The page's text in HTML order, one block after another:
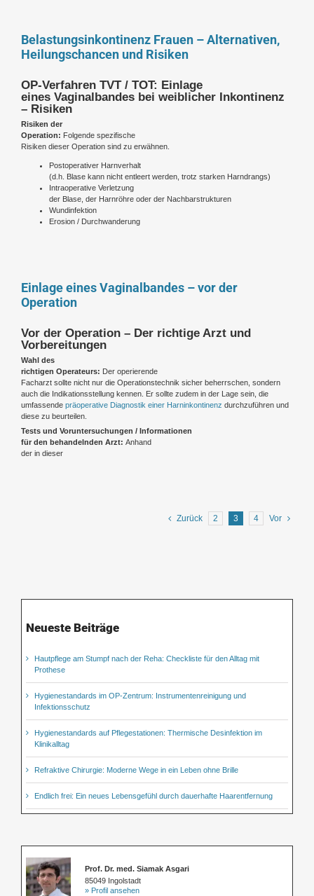
Belastungsinkontinenz Frauen – Alternativen,
Heilungschancen und Risiken
OP-Verfahren TVT / TOT: Einlage
eines Vaginalbandes bei weiblicher Inkontinenz
– Risiken
Risiken der
Operation: Folgende spezifische
Risiken dieser Operation sind zu erwähnen.
Postoperativer Harnverhalt
(d.h. Blase kann nicht entleert werden, trotz starken Harndrangs)
Intraoperative Verletzung
der Blase, der Harnröhre oder der Nachbarstrukturen
Wundinfektion
Erosion / Durchwanderung
Einlage eines Vaginalbandes – vor der
Operation
Vor der Operation – Der richtige Arzt und
Vorbereitungen
Wahl des
richtigen Operateurs: Der operierende
Facharzt sollte nicht nur die Operationstechnik sicher beherrschen, sondern
auch die Indikationsstellung kennen. Er sollte zudem in der Lage sein, die
umfassende präoperative Diagnostik einer Harninkontinenz durchzuführen und
diese zu beurteilen.
Tests und Voruntersuchungen / Informationen
für den behandelnden Arzt: Anhand
der in dieser
Zurück 2 3 4 Vor
Neueste Beiträge
Hautpflege am Stumpf nach der Reha: Checkliste für den Alltag mit
Prothese
Hygienestandards im OP-Zentrum: Instrumentenreinigung und
Infektionsschutz
Hygienestandards auf Pflegestationen: Thermische Desinfektion im
Klinikalltag
Refraktive Chirurgie: Moderne Wege in ein Leben ohne Brille
Endlich frei: Ein neues Lebensgefühl durch dauerhafte Haarentfernung
Prof. Dr. med. Siamak Asgari
85049 Ingolstadt
» Profil ansehen